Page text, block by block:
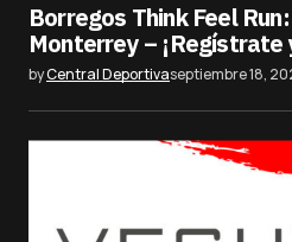
Borregos Think Feel
Monterrey – ¡Regístrate
byCentral Deportivaseptiembre 18,